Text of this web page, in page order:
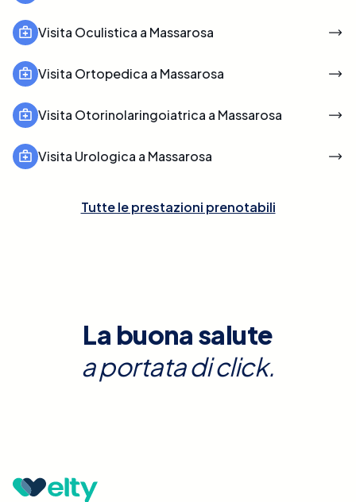
Visita Oculistica a Massarosa
Visita Ortopedica a Massarosa
Visita Otorinolaringoiatrica a Massarosa
Visita Urologica a Massarosa
Tutte le prestazioni prenotabili
La buona salute
a portata di click.